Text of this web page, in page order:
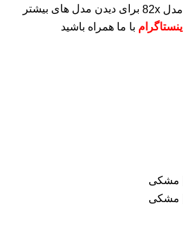
برای دیدن مدل های بیشتر
اینستاگرام با ما همراه باشید